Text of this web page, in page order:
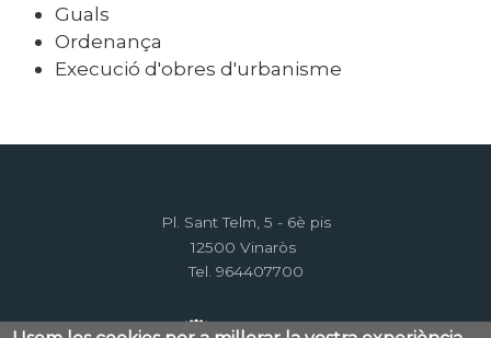
Guals
Ordenança
Execució d'obres d'urbanisme
Pl. Sant Telm, 5 - 6è pis
12500 Vinaròs
Tel. 964407700